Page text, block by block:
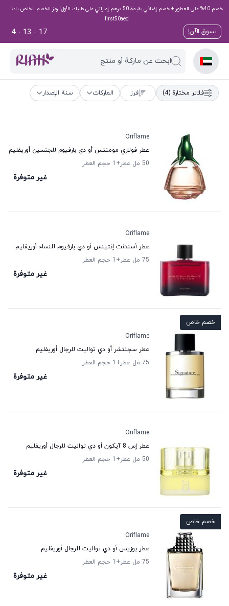
خصم 40% على العطور + خصم إضافي بقيمة 50 درهم إماراتي على طلبك الأول! رمز الخصم الخاص بك:
first50aed
تسوق الآن! 16
:
13
:
4
ابحث عن ماركة أو منتج
فلاتر مختارة (4) فرز الماركات سنة الإصدار
Oriflame
عطر فولاري مومنتس أو دي بارفيوم للجنسين أوريفليم
50 مل عطر
+1 حجم العطر
غير متوفرة
Oriflame
عطر أسندنت إنتينس أو دي بارفيوم للنساء أوريفليم
75 مل عطر
+1 حجم العطر
غير متوفرة
خصم خاص
Oriflame
عطر سجنتشر أو دي تواليت للرجال أوريفليم
75 مل عطر
+1 حجم العطر
غير متوفرة
Oriflame
عطر إس 8 آيكون أو دي تواليت للرجال أوريفليم
50 مل عطر
+1 حجم العطر
غير متوفرة
خصم خاص
Oriflame
عطر بوزيس أو دي تواليت للرجال أوريفليم
75 مل عطر
+1 حجم العطر
غير متوفرة